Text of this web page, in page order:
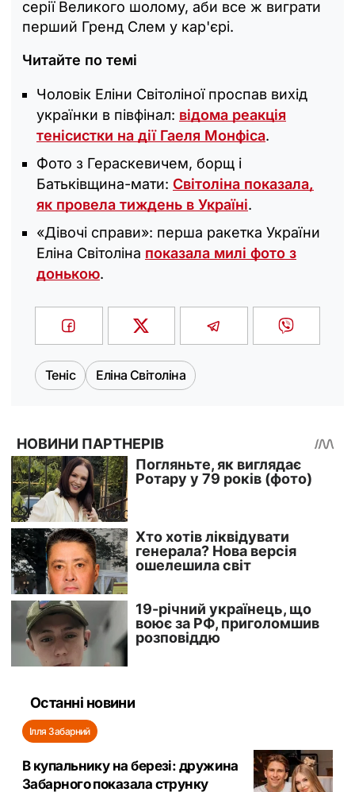
серії Великого шолому, аби все ж виграти
перший Гренд Слем у кар'єрі.
Читайте по темі
Чоловік Еліни Світоліної проспав вихід
українки в півфінал: відома реакція
тенісистки на дії Гаеля Монфіса.
Фото з Гераскевичем, борщ і
Батьківщина-мати: Світоліна показала,
як провела тиждень в Україні.
«Дівочі справи»: перша ракетка України
Еліна Світоліна показала милі фото з
донькою.
Теніс Еліна Світоліна
Останні новини
Ілля Забарний
В купальнику на березі: дружина
Забарного показала струнку